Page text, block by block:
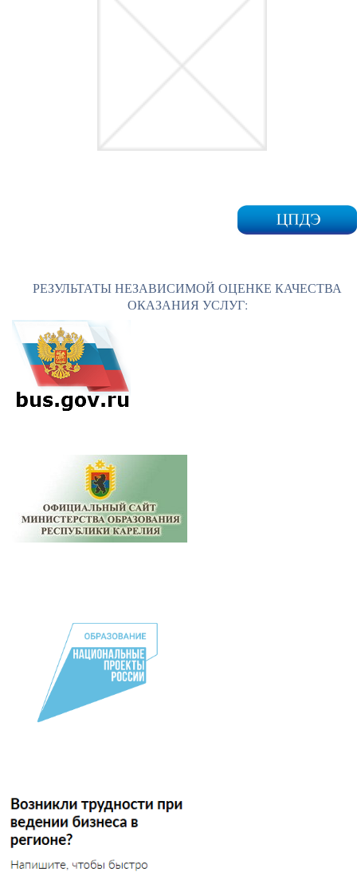
РЕЗУЛЬТАТЫ НЕЗАВИСИМОЙ ОЦЕНКЕ КАЧЕСТВА
ОКАЗАНИЯ УСЛУГ: